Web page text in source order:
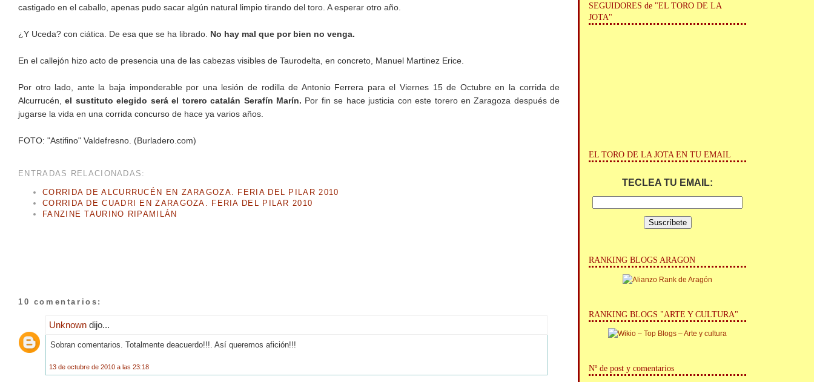
castigado en el caballo, apenas pudo sacar algún natural limpio tirando del toro. A esperar otro año.
¿Y Uceda? con ciática. De esa que se ha librado. No hay mal que por bien no venga.
En el callejón hizo acto de presencia una de las cabezas visibles de Taurodelta, en concreto, Manuel Martinez Erice.
Por otro lado, ante la baja imponderable por una lesión de rodilla de Antonio Ferrera para el Viernes 15 de Octubre en la corrida de
Alcurrucén,el sustituto elegido será el torero catalán Serafín Marín. Por fin se hace justicia con este torero en Zaragoza después de
jugarse la vida en una corrida concurso de hace ya varios años.
FOTO: "Astifino" Valdefresno. (Burladero.com)
ENTRADAS RELACIONADAS:
CORRIDA DE ALCURRUCÉN EN ZARAGOZA. FERIA DEL PILAR 2010
CORRIDA DE CUADRI EN ZARAGOZA. FERIA DEL PILAR 2010
FANZINE TAURINO RIPAMILÁN
10 comentarios:
Unknown dijo...
Sobran comentarios. Totalmente deacuerdo!!!. Así queremos afición!!!
13 de octubre de 2010 a las 23:18
SEGUIDORES de "EL TORO DE LA
JOTA"
EL TORO DE LA JOTA EN TU EMAIL
TECLEA TU EMAIL:
RANKING BLOGS ARAGON
RANKING BLOGS "ARTE Y CULTURA"
Nº de post y comentarios